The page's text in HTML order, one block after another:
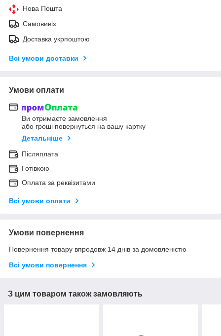
Нова Пошта
Самовивіз
Доставка укрпоштою
Всі умови доставки
Умови оплати
Ви отримаєте замовлення
або гроші повернуться на вашу картку
Детальніше
Післяплата
Готівкою
Оплата за реквізитами
Всі умови оплати
Умови повернення
Повернення товару впродовж 14 днів за домовленістю
Всі умови повернення
З цим товаром також замовляють